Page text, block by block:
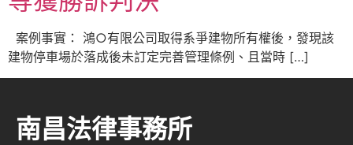
案例事實： 鴻○有限公司取得系爭建物所有權後，發現該
建物停車場於落成後未訂定完善管理條例、且當時 […]
南昌法律事務所